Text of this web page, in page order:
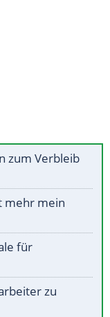
zum Verbleib
mehr mein
für
zu